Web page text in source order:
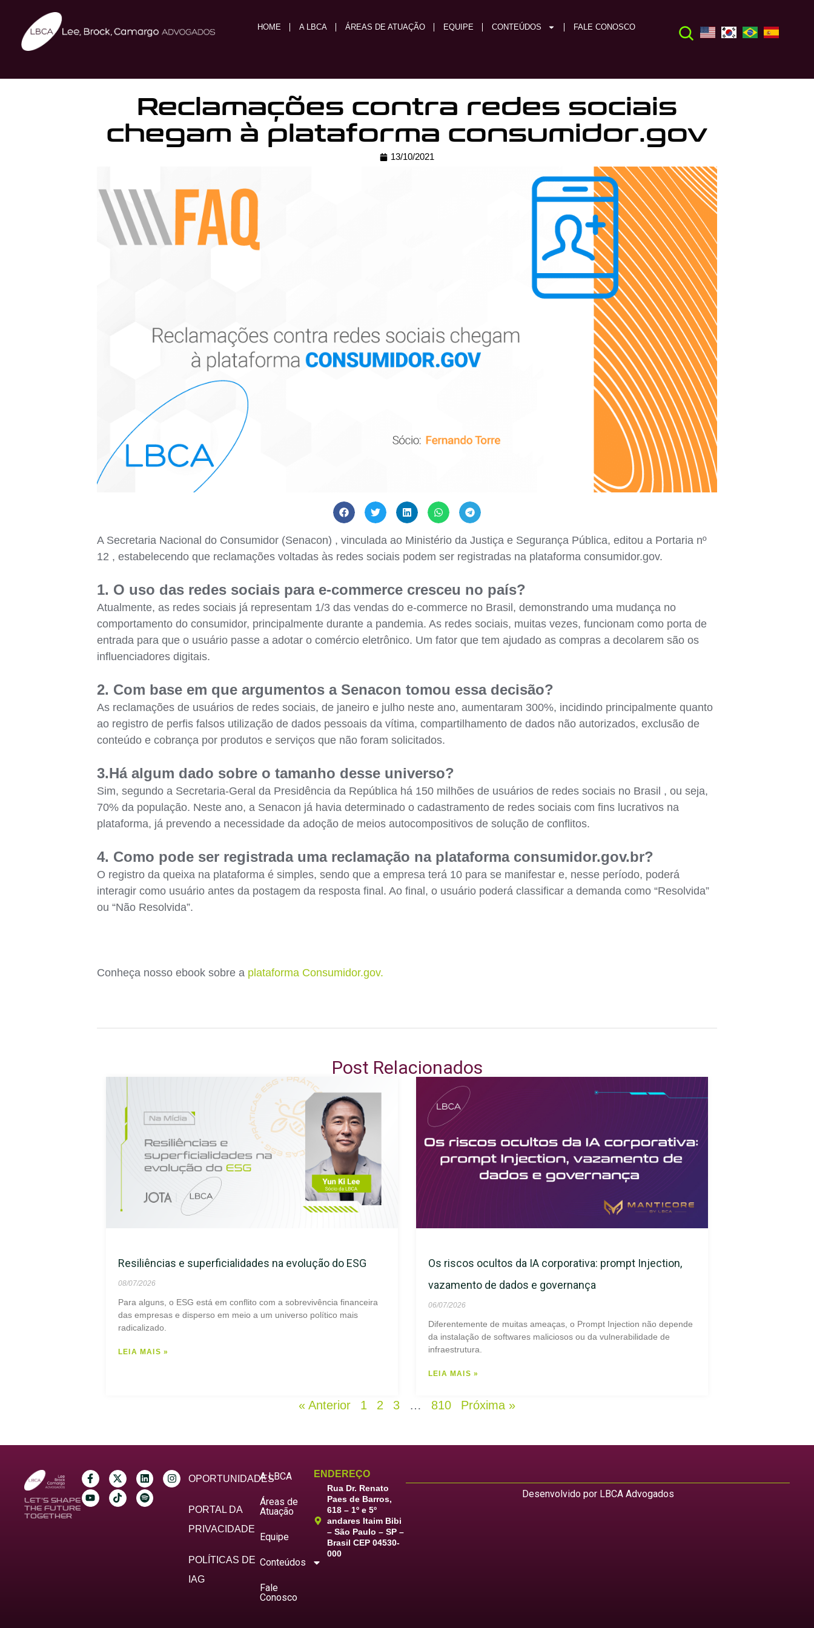
HOME A LBCA ÁREAS DE ATUAÇÃO EQUIPE CONTEÚDOS FALE CONOSCO
Reclamações contra redes sociais
chegam à plataforma consumidor.gov
13/10/2021
A Secretaria Nacional do Consumidor (Senacon) , vinculada ao Ministério da Justiça e Segurança Pública, editou a Portaria nº
12 , estabelecendo que reclamações voltadas às redes sociais podem ser registradas na plataforma consumidor.gov.
1. O uso das redes sociais para e-commerce cresceu no país?
Atualmente, as redes sociais já representam 1/3 das vendas do e-commerce no Brasil, demonstrando uma mudança no
comportamento do consumidor, principalmente durante a pandemia. As redes sociais, muitas vezes, funcionam como porta de
entrada para que o usuário passe a adotar o comércio eletrônico. Um fator que tem ajudado as compras a decolarem são os
influenciadores digitais.
2. Com base em que argumentos a Senacon tomou essa decisão?
As reclamações de usuários de redes sociais, de janeiro e julho neste ano, aumentaram 300%, incidindo principalmente quanto
ao registro de perfis falsos utilização de dados pessoais da vítima, compartilhamento de dados não autorizados, exclusão de
conteúdo e cobrança por produtos e serviços que não foram solicitados.
3.Há algum dado sobre o tamanho desse universo?
Sim, segundo a Secretaria-Geral da Presidência da República há 150 milhões de usuários de redes sociais no Brasil , ou seja,
70% da população. Neste ano, a Senacon já havia determinado o cadastramento de redes sociais com fins lucrativos na
plataforma, já prevendo a necessidade da adoção de meios autocompositivos de solução de conflitos.
4. Como pode ser registrada uma reclamação na plataforma consumidor.gov.br?
O registro da queixa na plataforma é simples, sendo que a empresa terá 10 para se manifestar e, nesse período, poderá
interagir como usuário antes da postagem da resposta final. Ao final, o usuário poderá classificar a demanda como “Resolvida”
ou “Não Resolvida”.
Conheça nosso ebook sobre a plataforma Consumidor.gov.
Post Relacionados
Resiliências e superficialidades na evolução do ESG
08/07/2026
Para alguns, o ESG está em conflito com a sobrevivência financeira
das empresas e disperso em meio a um universo político mais
radicalizado.
LEIA MAIS »
Os riscos ocultos da IA corporativa: prompt Injection,
vazamento de dados e governança
06/07/2026
Diferentemente de muitas ameaças, o Prompt Injection não depende
da instalação de softwares maliciosos ou da vulnerabilidade de
infraestrutura.
LEIA MAIS »
« Anterior 1 2 3 … 810 Próxima »
LET’S SHAPE
THE FUTURE
TOGETHER
OPORTUNIDADES
PORTAL DA
PRIVACIDADE
POLÍTICAS DE
IAG
A LBCA
Áreas de
Atuação
Equipe
Conteúdos
Fale
Conosco
ENDEREÇO
Rua Dr. Renato
Paes de Barros,
618 – 1º e 5º
andares Itaim Bibi
– São Paulo – SP –
Brasil CEP 04530-
000
Desenvolvido por LBCA Advogados